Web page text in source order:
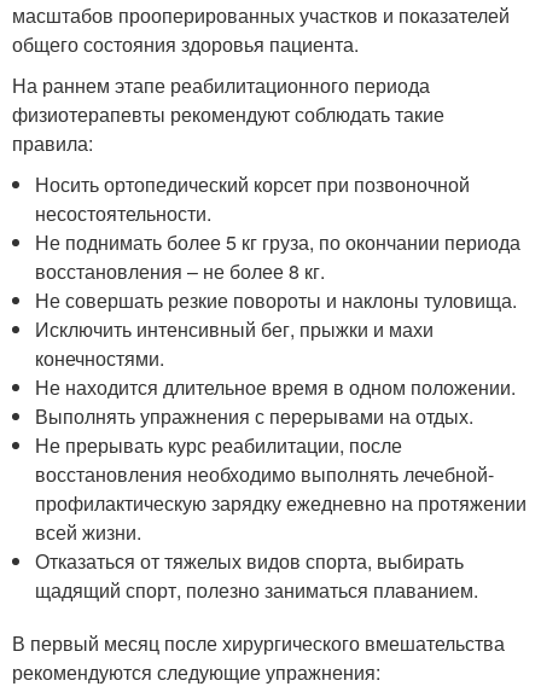
масштабов прооперированных участков и показателей
общего состояния здоровья пациента.
На раннем этапе реабилитационного периода
физиотерапевты рекомендуют соблюдать такие
правила:
Носить ортопедический корсет при позвоночной
несостоятельности.
Не поднимать более 5 кг груза, по окончании периода
восстановления – не более 8 кг.
Не совершать резкие повороты и наклоны туловища.
Исключить интенсивный бег, прыжки и махи
конечностями.
Не находится длительное время в одном положении.
Выполнять упражнения с перерывами на отдых.
Не прерывать курс реабилитации, после
восстановления необходимо выполнять лечебной-
профилактическую зарядку ежедневно на протяжении
всей жизни.
Отказаться от тяжелых видов спорта, выбирать
щадящий спорт, полезно заниматься плаванием.
В первый месяц после хирургического вмешательства
рекомендуются следующие упражнения: